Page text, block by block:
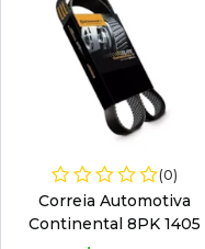
(0)
Correia Automotiva
Continental 8PK 1405